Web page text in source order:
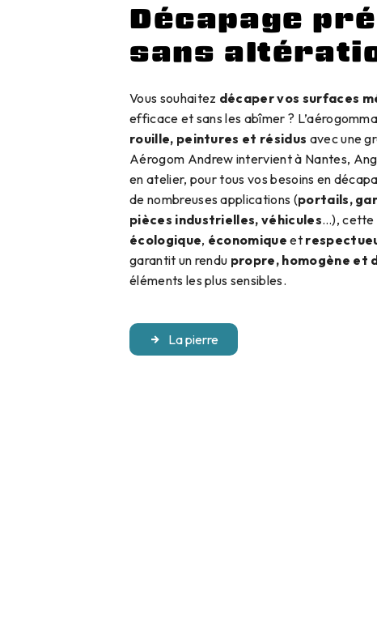
Décapage
sans
Vous souhaitez décaper vos surfaces
efficace et sans les abîmer ?
rouille, peintures et résidus avec une
Aérogom Andrew intervient à Nantes,
en atelier, pour tous vos besoins en
de nombreuses applications (portails,
pièces industrielles, véhicules…), cette
écologique, économique et
garantit un rendu propre, homogène et
éléments les plus sensibles.
La pierre